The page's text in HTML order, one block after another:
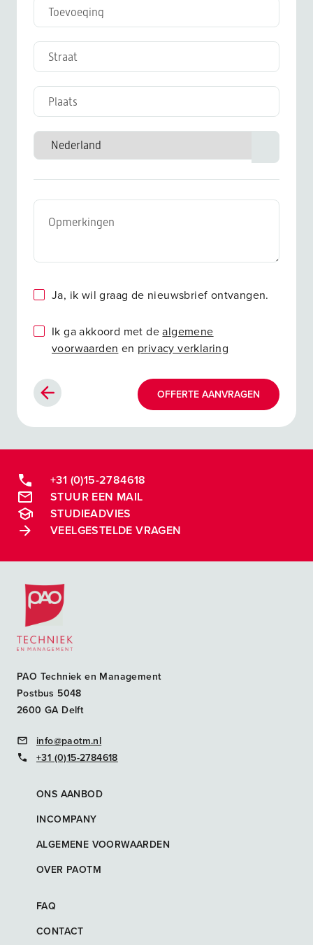
Ja, ik wil graag de nieuwsbrief ontvangen.
Ik ga akkoord met dealgemene
voorwaarden en privacy verklaring
OFFERTE AANVRAGEN
+31 (0)15-2784618
STUUR EEN MAIL
STUDIEADVIES
VEELGESTELDE VRAGEN
Postacademische cursussen, leergangen en opleidingen
PAO Techniek en Management
Postbus 5048
2600 GA Delft
info@paotm.nl
+31 (0)15-2784618
ONS AANBOD
INCOMPANY
ALGEMENE VOORWAARDEN
OVER PAOTM
FAQ
CONTACT